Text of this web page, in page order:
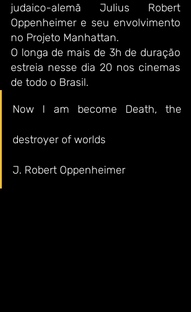
judaico-alemã Julius Robert
Oppenheimer e seu envolvimento
no Projeto Manhattan.
O longa de mais de 3h de duração
estreia nesse dia 20 nos cinemas
de todo o Brasil.
Now I am become Death, the
destroyer of worlds
J. Robert Oppenheimer